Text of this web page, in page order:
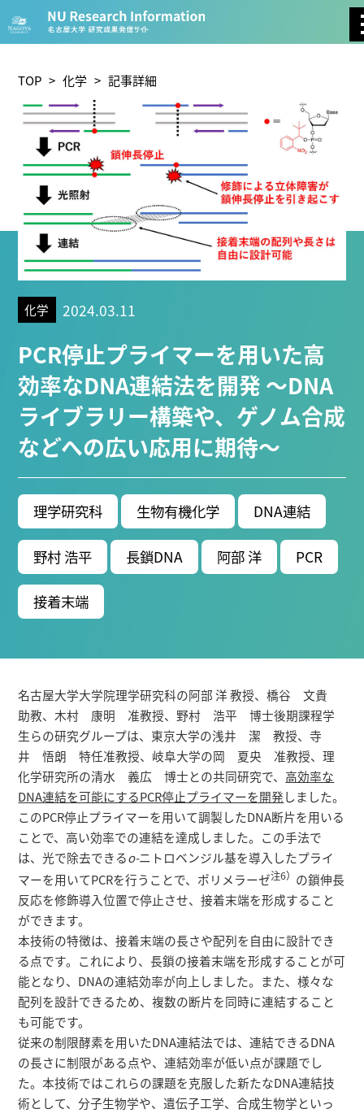
CATEGORY
環境学
総合理工 総合生物 複合領域
農学 医歯薬学
工学 情報学 数物系科学
TAG
生命農学研究科 (116)
トランスフォーマティブ生命
研究所 (75)
環境学研究科 (66)
宇宙地球環境研究所
未来材料・システム研究所 (60)
情報学研究科 (47)
植物 (33)
機械学習 (31) 高等研究院 (26)
生物機
発利用研究センター (24)
環境医学研究所 (23)
未来社会創造機構 (22)
宇宙 (21)
(20)
シロイヌナズナ (19) オーロラ (17)
Research VIDEOS
Researchers' VOICE
Links
名古屋大学
名古屋大学基金
研究者総覧
TOP >化学 > 記事詳細
化学 2024.03.11
PCR停止プライマーを用いた高
効率なDNA連結法を開発 ～DNA
ライブラリー構築や、ゲノム合成
などへの広い応用に期待～
理学研究科 生物有機化学 DNA連結
野村 浩平 長鎖DNA 阿部 洋 PCR
接着末端
名古屋大学大学院理学研究科の阿部 洋 教授、橋谷 文貴
助教、木村 康明 准教授、野村 浩平 博士後期課程学
生らの研究グループは、東京大学の浅井 潔 教授、寺
井 悟朗 特任准教授、岐阜大学の岡 夏央 准教授、理
化学研究所の清水 義広 博士との共同研究で、 高効率な
DNA連結を可能にするPCR停止プライマーを開発しました。
このPCR停止プライマーを用いて調製したDNA断片を用いる
ことで、高い効率での連結を達成しました。この手法で
は、光で除去できるo-ニトロベンジル基を導入したプライ
マーを用いてPCRを行うことで、ポリメラーゼ注6） の鎖伸長
反応を修飾導入位置で停止させ、接着末端を形成すること
ができます。
本技術の特徴は、接着末端の長さや配列を自由に設計でき
る点です。これにより、長鎖の接着末端を形成することが可
能となり、DNAの連結効率が向上しました。また、様々な
配列を設計できるため、複数の断片を同時に連結すること
も可能です。
従来の制限酵素を用いたDNA連結法では、連結できるDNA
の長さに制限がある点や、連結効率が低い点が課題でし
た。本技術ではこれらの課題を克服した新たなDNA連結技
術として、分子生物学や、遺伝子工学、合成生物学といっ